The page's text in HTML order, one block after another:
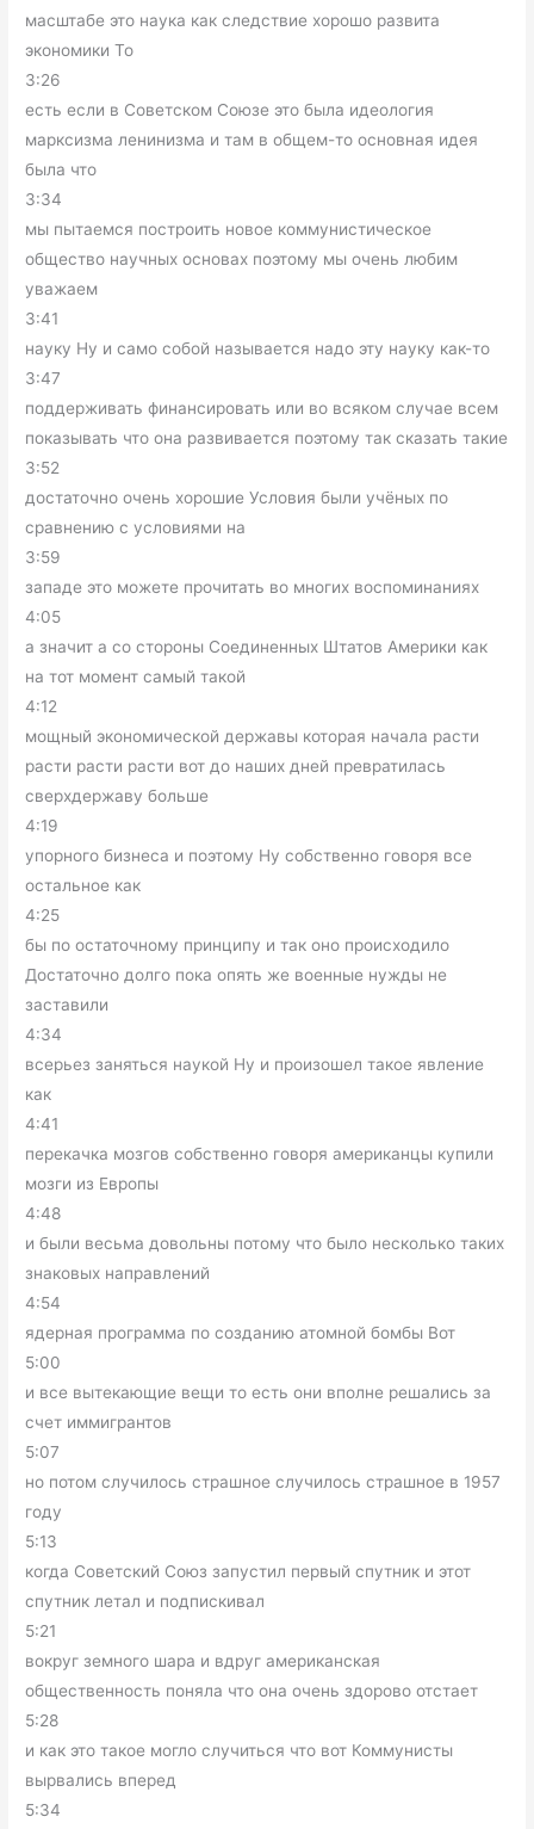
масштабе это наука как следствие хорошо развита
экономики То
3:26
есть если в Советском Союзе это была идеология
марксизма ленинизма и там в общем-то основная идея
была что
3:34
мы пытаемся построить новое коммунистическое
общество научных основах поэтому мы очень любим
уважаем
3:41
науку Ну и само собой называется надо эту науку как-то
3:47
поддерживать финансировать или во всяком случае всем
показывать что она развивается поэтому так сказать такие
3:52
достаточно очень хорошие Условия были учёных по
сравнению с условиями на
3:59
западе это можете прочитать во многих воспоминаниях
4:05
а значит а со стороны Соединенных Штатов Америки как
на тот момент самый такой
4:12
мощный экономической державы которая начала расти
расти расти расти вот до наших дней превратилась
сверхдержаву больше
4:19
упорного бизнеса и поэтому Ну собственно говоря все
остальное как
4:25
бы по остаточному принципу и так оно происходило
Достаточно долго пока опять же военные нужды не
заставили
4:34
всерьез заняться наукой Ну и произошел такое явление
как
4:41
перекачка мозгов собственно говоря американцы купили
мозги из Европы
4:48
и были весьма довольны потому что было несколько таких
знаковых направлений
4:54
ядерная программа по созданию атомной бомбы Вот
5:00
и все вытекающие вещи то есть они вполне решались за
счет иммигрантов
5:07
но потом случилось страшное случилось страшное в 1957
году
5:13
когда Советский Союз запустил первый спутник и этот
спутник летал и подпискивал
5:21
вокруг земного шара и вдруг американская
общественность поняла что она очень здорово отстает
5:28
и как это такое могло случиться что вот Коммунисты
вырвались вперед
5:34